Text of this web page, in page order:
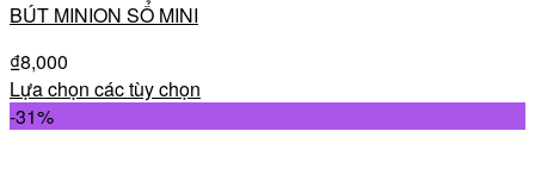
BÚT MINION SỔ MINI
₫8,000
Lựa chọn các tùy chọn
-31%